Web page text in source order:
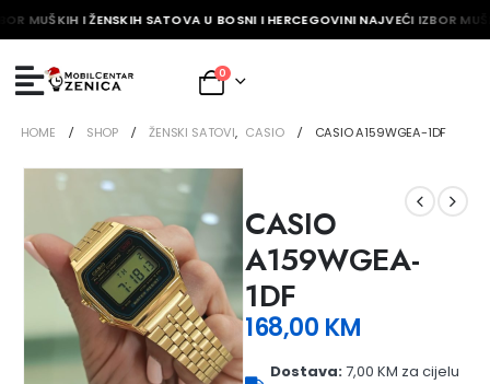
MUŠKIH I ŽENSKIH SATOVA U BOSNI I HERCEGOVINI NAJVEĆI IZBOR
0
HOME SHOP ŽENSKI SATOVI, CASIO CASIO A159WGEA-1DF
CASIO
A159WGEA-
1DF
168,00 KM
Dostava:7,00 KM za cijelu